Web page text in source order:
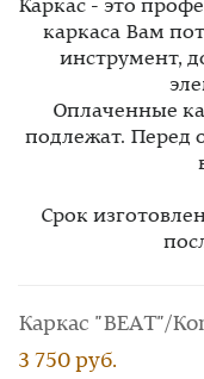
Каркас - это
каркаса Вам
инструмент,
Оплаченные
подлежат. Перед
Срок
Каркас "BEAT"/
3 750 руб.